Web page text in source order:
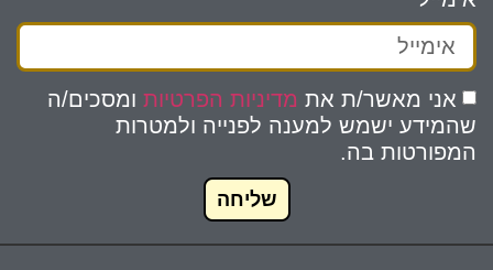
אני מאשר/ת את מדיניות הפרטיות ומסכים/ה
שהמידע ישמש למענה לפנייה ולמטרות
המפורטות בה.
שליחה